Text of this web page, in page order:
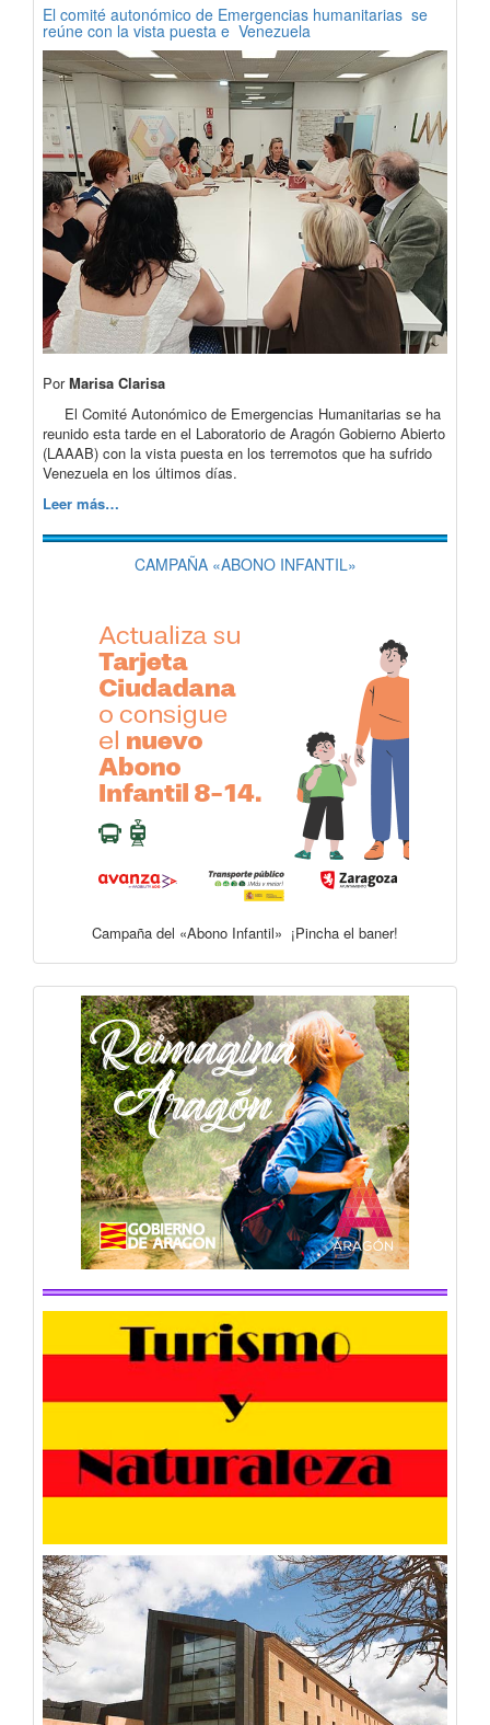
El comité autonómico de Emergencias humanitarias se
reúne con la vista puesta e Venezuela
PorMarisa Clarisa
El Comité Autonómico de Emergencias Humanitarias se ha
reunido esta tarde en el Laboratorio de Aragón Gobierno Abierto
(LAAAB) con la vista puesta en los terremotos que ha sufrido
Venezuela en los últimos días.
Leer más…
CAMPAÑA «ABONO INFANTIL»
Campaña del «Abono Infantil» ¡Pincha el baner!